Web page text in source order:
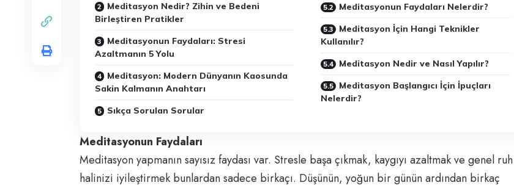
Meditasyon Nedir? Zihin ve Bedeni
Birleştiren Pratikler
Meditasyonun Faydaları: Stresi
Azaltmanın 5 Yolu
Meditasyon: Modern Dünyanın Kaosunda
Sakin Kalmanın Anahtarı
Sıkça Sorulan Sorular
Meditasyonun Faydaları Nelerdir?
Meditasyon İçin Hangi Teknikler
Kullanılır?
Meditasyon Nedir ve Nasıl Yapılır?
Meditasyon Başlangıcı İçin İpuçları
Nelerdir?
Meditasyonun Faydaları
Meditasyon yapmanın sayısız faydası var. Stresle başa çıkmak, kaygıyı azaltmak ve genel ruh
halinizi iyileştirmek bunlardan sadece birkaçı. Düşünün, yoğun bir günün ardından birkaç